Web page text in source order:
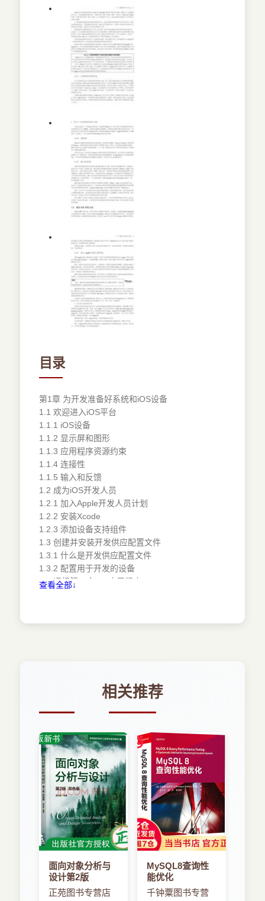
目录
第1章 为开发准备好系统和iOS设备
1.1 欢迎进入iOS平台
1.1.1 iOS设备
1.1.2 显示屏和图形
1.1.3 应用程序资源约束
1.1.4 连接性
1.1.5 输入和反馈
1.2 成为iOS开发人员
1.2.1 加入Apple开发人员计划
1.2.2 安装Xcode
1.2.3 添加设备支持组件
1.3 创建并安装开发供应配置文件
1.3.1 什么是开发供应配置文件
1.3.2 配置用于开发的设备
1.4 运行第一个iOS应用程序
1.9.1 测验
1.9.3 练习
第2章 Xcode和iOS模拟器简介
2.1 使用Xcode
2.1.1 创建和管理项目
2.1.2 编辑和导航代码
2.1.3 生成应用程序
2.1.4 管理项目属性
2.2 使用iOS模拟器
2.2.2 模拟多点触摸事件
2.2.3 旋转模拟的设备
2.2.4 模拟其他情况
查看全部↓
相关推荐
面向对象分析与
设计第2版
正苑图书专营店
MySQL8查询性
能优化
千钟粟图书专营